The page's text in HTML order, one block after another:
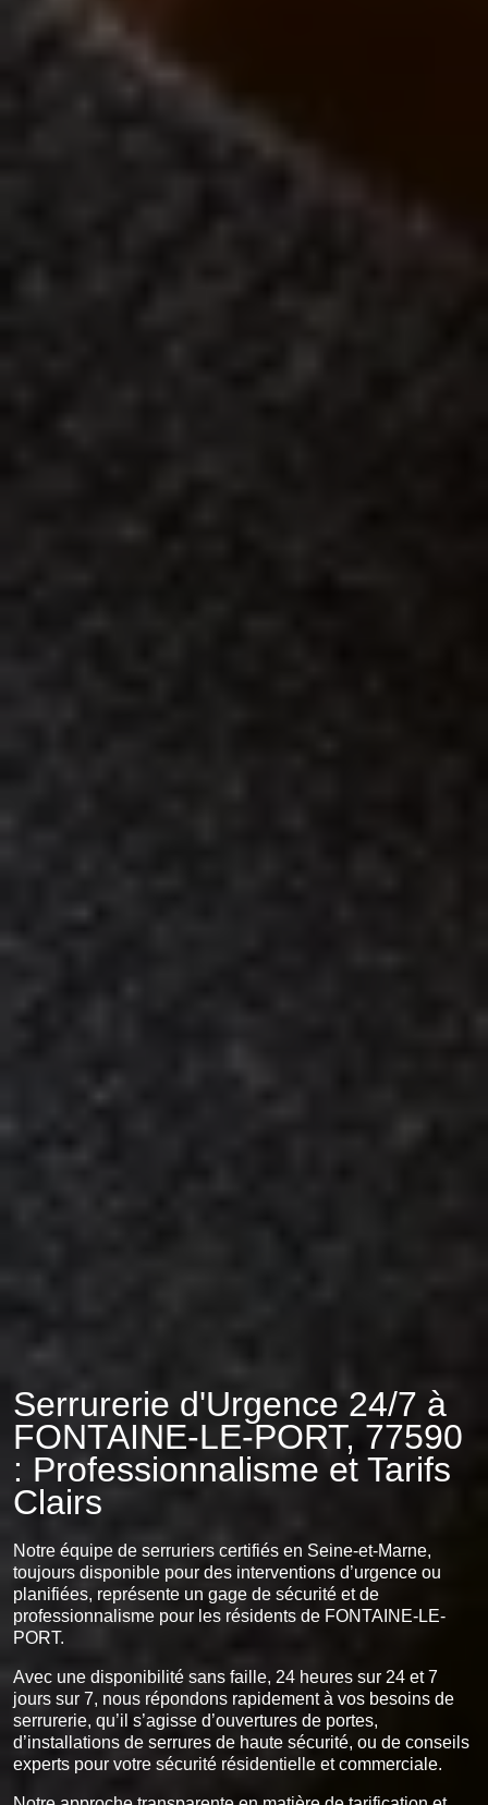
Serrurerie d'Urgence 24/7 à
FONTAINE-LE-PORT, 77590
: Professionnalisme et Tarifs
Clairs
Notre équipe de serruriers certifiés en Seine-et-Marne,
toujours disponible pour des interventions d’urgence ou
planifiées, représente un gage de sécurité et de
professionnalisme pour les résidents de FONTAINE-LE-
PORT.
Avec une disponibilité sans faille, 24 heures sur 24 et 7
jours sur 7, nous répondons rapidement à vos besoins de
serrurerie, qu’il s’agisse d’ouvertures de portes,
d’installations de serrures de haute sécurité, ou de conseils
experts pour votre sécurité résidentielle et commerciale.